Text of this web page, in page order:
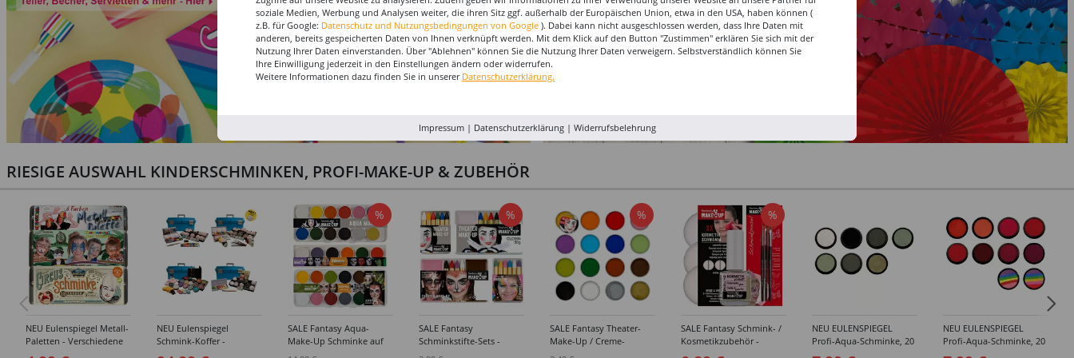
RIESIGE AUSWAHL KINDERSCHMINKEN, PROFI-MAKE-UP & ZUBEHÖR
NEU Eulenspiegel Metall-
Paletten - Verschiedene
Sets
NEU Eulenspiegel
Schmink-Koffer -
Verschiedene
%
SALE Fantasy Aqua-
Make-Up Schminke auf
Wasserbasis, Malkästen /
%
SALE Fantasy
Schminkstifte-Sets -
Verschiedene
%
SALE Fantasy Theater-
Make-Up / Creme-
Schminke auf Fettbasis,
%
SALE Fantasy Schmink- /
Kosmetikzubehör -
Verschiedene Artikel
NEU EULENSPIEGEL
Profi-Aqua-Schminke, 20
ml, Weiß- / Schwarz- &
NEU EULENSPIEGEL
Profi-Aqua-Schminke, 20
ml, Rot-Töne -
soziale Medien, Werbung und Analysen weiter, die ihren Sitz ggf. außerhalb der Europäischen Union, etwa in den USA, haben können (
z.B. für Google: Datenschutz und Nutzungsbedingungen von Google ). Dabei kann nicht ausgeschlossen werden, dass Ihre Daten mit
anderen, bereits gespeicherten Daten von Ihnen verknüpft werden. Mit dem Klick auf den Button "Zustimmen" erklären Sie sich mit der
Nutzung Ihrer Daten einverstanden. Über "Ablehnen" können Sie die Nutzung Ihrer Daten verweigern. Selbstverständlich können Sie
Ihre Einwilligung jederzeit in den Einstellungen ändern oder widerrufen.
Weitere Informationen dazu finden Sie in unserer Datenschutzerklärung.
Impressum| Datenschutzerklärung| Widerrufsbelehrung